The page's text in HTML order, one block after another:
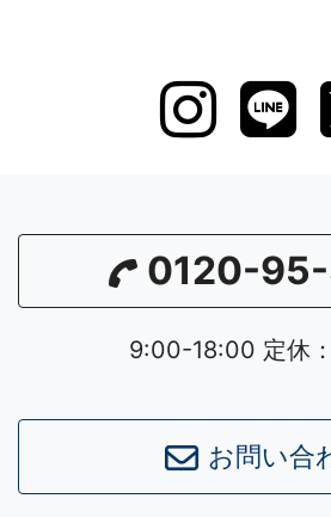
0120-
9:00-18:00 定休
お問い合